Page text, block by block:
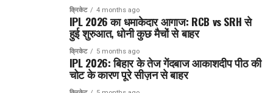
क्रिकेट 4 months ago
IPL 2026 का धमाकेदार आगाज: RCB vs SRH से
हुई शुरुआत, धोनी कुछ मैचों से बाहर
क्रिकेट 5 months ago
IPL 2026: बिहार के तेज गेंदबाज आकाशदीप पीठ की
चोट के कारण पूरे सीज़न से बाहर